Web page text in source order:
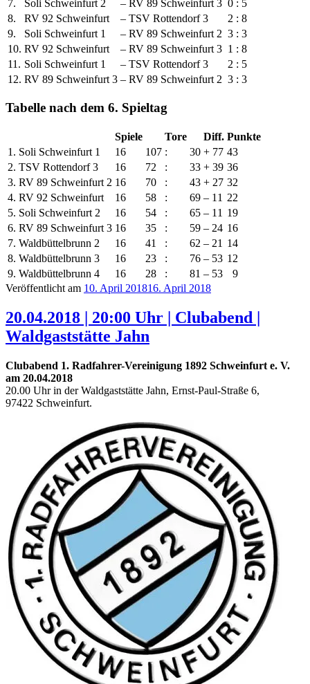
7.
Soli Schweinfurt 2 – RV 89 Schweinfurt 3 0 : 5
8.
RV 92 Schweinfurt – TSV Rottendorf 3 2 : 8
9.
Soli Schweinfurt 1 – RV 89 Schweinfurt 2 3 : 3
10. RV 92 Schweinfurt – RV 89 Schweinfurt 3 1 : 8
11. Soli Schweinfurt 1 – TSV Rottendorf 3 2 : 5
12. RV 89 Schweinfurt 3 – RV 89 Schweinfurt 2 3 : 3
Tabelle nach dem 6. Spieltag
Spiele Tore Diff. Punkte
1. Soli Schweinfurt 1 16 107 : 30 + 77 43
2. TSV Rottendorf 3 16 72 : 33 + 39 36
3. RV 89 Schweinfurt 2 16 70 : 43 + 27 32
4. RV 92 Schweinfurt 16 58 : 69 – 11 22
5. Soli Schweinfurt 2 16 54 : 65 – 11 19
6. RV 89 Schweinfurt 3 16 35 : 59 – 24 16
7. Waldbüttelbrunn 2 16 41 : 62 – 21 14
8. Waldbüttelbrunn 3 16 23 : 76 – 53 12
9. Waldbüttelbrunn 4 16 28 : 81 – 53
9
Veröffentlicht am 10. April 201816. April 2018
20.04.2018 | 20:00 Uhr | Clubabend |
Waldgaststätte Jahn
Clubabend 1. Radfahrer-Vereinigung 1892 Schweinfurt e. V.
am 20.04.2018
20.00 Uhr in der Waldgaststätte Jahn, Ernst-Paul-Straße 6,
97422 Schweinfurt.